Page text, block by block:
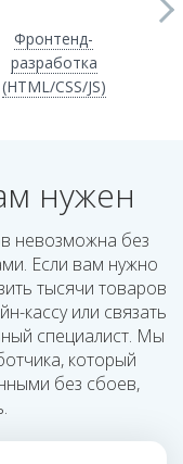
Фронтенд-
разработка
(HTML/CSS/JS)
нужен
невозможна без
Если вам нужно
тысячи товаров
кассу или связать
специалист. Мы
который
без сбоев,